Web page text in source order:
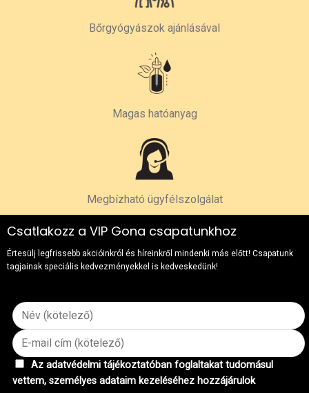
Bőrgyógyászok ajánlásával
Magas hatóanyag
Megbízható ügyfélszolgálat
Csatlakozz a VIP Gona csapatunkhoz
Értesülj legfrissebb akcióinkról és híreinkről mindenki más előtt! Csapatunk
tagjainak speciális kedvezményekkel is kedveskedünk!
Az adatvédelmi tájékoztatóban foglaltakat tudomásul
vettem, személyes adataim kezeléséhez hozzájárulok